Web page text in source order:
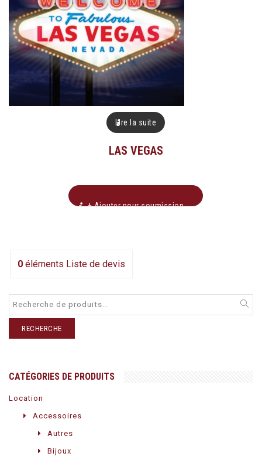
Lire la suite
LAS VEGAS
+ Ajouter pour soumission
0 éléments Liste de devis
RECHERCHE
CATÉGORIES DE PRODUITS
Location
Accessoires
Autres
Bijoux